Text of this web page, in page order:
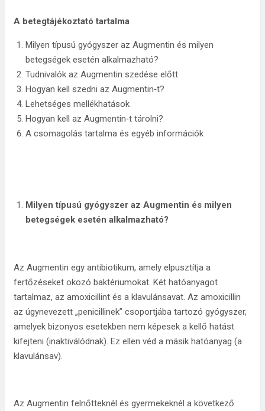
A betegtájékoztató tartalma
Milyen típusú gyógyszer az Augmentin és milyen
betegségek esetén alkalmazható?
Tudnivalók az Augmentin szedése előtt
Hogyan kell szedni az Augmentin‑t?
Lehetséges mellékhatások
Hogyan kell az Augmentin‑t tárolni?
A csomagolás tartalma és egyéb információk
Milyen típusú gyógyszer az Augmentin és milyen
betegségek esetén alkalmazható?
Az Augmentin egy antibiotikum, amely elpusztítja a
fertőzéseket okozó baktériumokat. Két hatóanyagot
tartalmaz, az amoxicillint és a klavulánsavat. Az amoxicillin
az úgynevezett „penicillinek” csoportjába tartozó gyógyszer,
amelyek bizonyos esetekben nem képesek a kellő hatást
kifejteni (inaktiválódnak). Ez ellen véd a másik hatóanyag (a
klavulánsav).
Az Augmentin felnőtteknél és gyermekeknél a következő